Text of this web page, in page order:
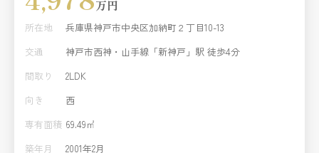
万円
所在地
兵庫県神戸市中央区加納町２丁目10-13
交通
神戸市西神・山手線「新神戸」駅 徒歩4分
間取り
2LDK
向き
西
専有面積 69.49㎡
築年月
2001年2月